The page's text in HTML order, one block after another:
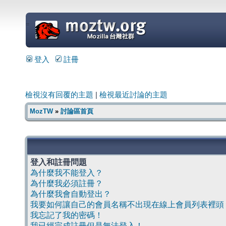
=
登入 註冊
檢視沒有回覆的主題 檢視最近討論的主題
MozTW» 討論區首頁
登入和註冊問題
為什麼我不能登入？
為什麼我必須註冊？
為什麼我會自動登出？
我要如何讓自己的會員名稱不出現在線上會員列表裡頭
我忘記了我的密碼！